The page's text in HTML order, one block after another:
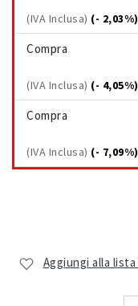
(IVA Inclusa) (- 2,03%)
Compra
(IVA Inclusa) (- 4,05%)
Compra
(IVA Inclusa) (- 7,09%)
Aggiungi alla